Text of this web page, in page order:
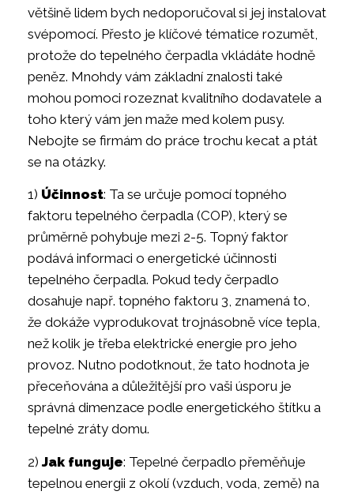
většině lidem bych nedoporučoval si jej instalovat
svépomocí. Přesto je klíčové tématice rozumět,
protože do tepelného čerpadla vkládáte hodně
peněz. Mnohdy vám základní znalosti také
mohou pomoci rozeznat kvalitního dodavatele a
toho který vám jen maže med kolem pusy.
Nebojte se firmám do práce trochu kecat a ptát
se na otázky.
1) Účinnost: Ta se určuje pomocí topného
faktoru tepelného čerpadla (COP), který se
průměrně pohybuje mezi 2-5. Topný faktor
podává informaci o energetické účinnosti
tepelného čerpadla. Pokud tedy čerpadlo
dosahuje např. topného faktoru 3, znamená to,
že dokáže vyprodukovat trojnásobně více tepla,
než kolik je třeba elektrické energie pro jeho
provoz. Nutno podotknout, že tato hodnota je
přeceňována a důležitější pro vaši úsporu je
správná dimenzace podle energetického štítku a
tepelné zráty domu.
2) Jak funguje: Tepelné čerpadlo přeměňuje
tepelnou energii z okolí (vzduch, voda, země) na